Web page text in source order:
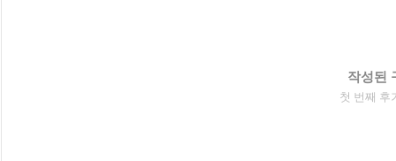
작성된
첫 번째 후